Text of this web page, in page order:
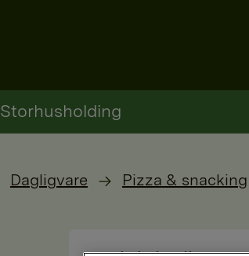
Storhusholding
Dagligvare Pizza & snacking